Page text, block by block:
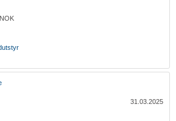
NOK
31.03.2025